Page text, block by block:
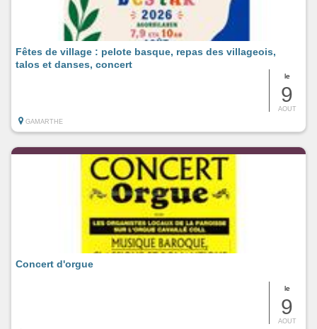
le
9
AOUT
Fêtes de village : pelote basque, repas des villageois,
talos et danses, concert
GAMARTHE
le
9
AOUT
Concert d'orgue